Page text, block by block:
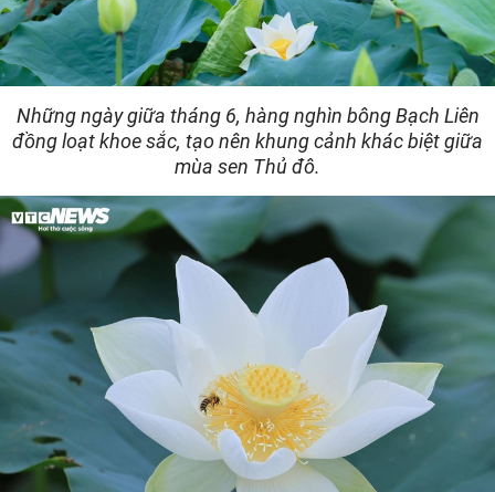
Những ngày giữa tháng 6, hàng nghìn bông Bạch Liên
đồng loạt khoe sắc, tạo nên khung cảnh khác biệt giữa
mùa sen Thủ đô.